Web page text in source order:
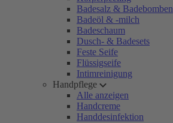
Badesalz & Badebomben
Badeöl & -milch
Badeschaum
Dusch- & Badesets
Feste Seife
Flüssigseife
Intimreinigung
Handpflege
Alle anzeigen
Handcreme
Handdesinfektion